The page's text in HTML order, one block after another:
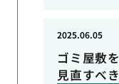
ゴミ屋敷
見直すべ
2025.06.05